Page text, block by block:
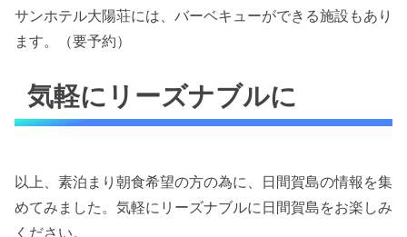
サンホテル大陽荘には、バーベキューができる施設もあり
ます。（要予約）
気軽にリーズナブルに
以上、素泊まり朝食希望の方の為に、日間賀島の情報を集
めてみました。気軽にリーズナブルに日間賀島をお楽しみ
ください。